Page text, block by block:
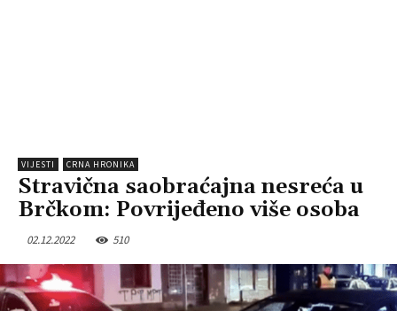
VIJESTI CRNA HRONIKA
Stravična saobraćajna nesreća u
Brčkom: Povrijeđeno više osoba
02.12.2022 510